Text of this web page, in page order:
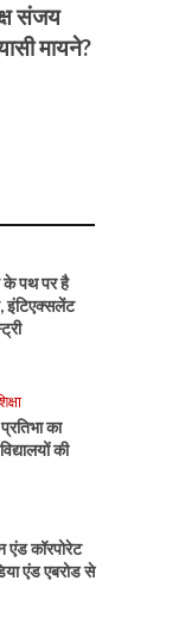
संजय
मायने?
के पथ पर है
इंटिएक्सलेंट
का
की
कॉरपोरेट
एंड एबरोड से